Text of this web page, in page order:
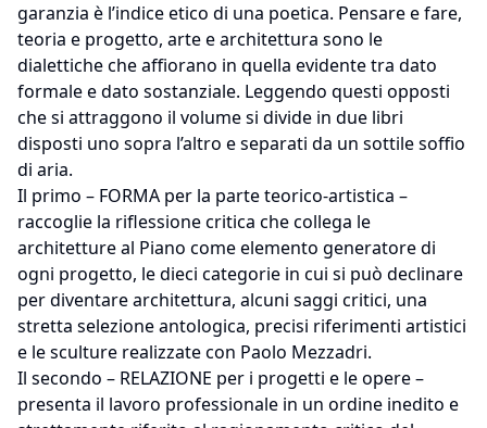
garanzia è l’indice etico di una poetica. Pensare e fare,
teoria e progetto, arte e architettura sono le
dialettiche che affiorano in quella evidente tra dato
formale e dato sostanziale. Leggendo questi opposti
che si attraggono il volume si divide in due libri
disposti uno sopra l’altro e separati da un sottile soffio
di aria.
Il primo – FORMA per la parte teorico-artistica –
raccoglie la riflessione critica che collega le
architetture al Piano come elemento generatore di
ogni progetto, le dieci categorie in cui si può declinare
per diventare architettura, alcuni saggi critici, una
stretta selezione antologica, precisi riferimenti artistici
e le sculture realizzate con Paolo Mezzadri.
Il secondo – RELAZIONE per i progetti e le opere –
presenta il lavoro professionale in un ordine inedito e